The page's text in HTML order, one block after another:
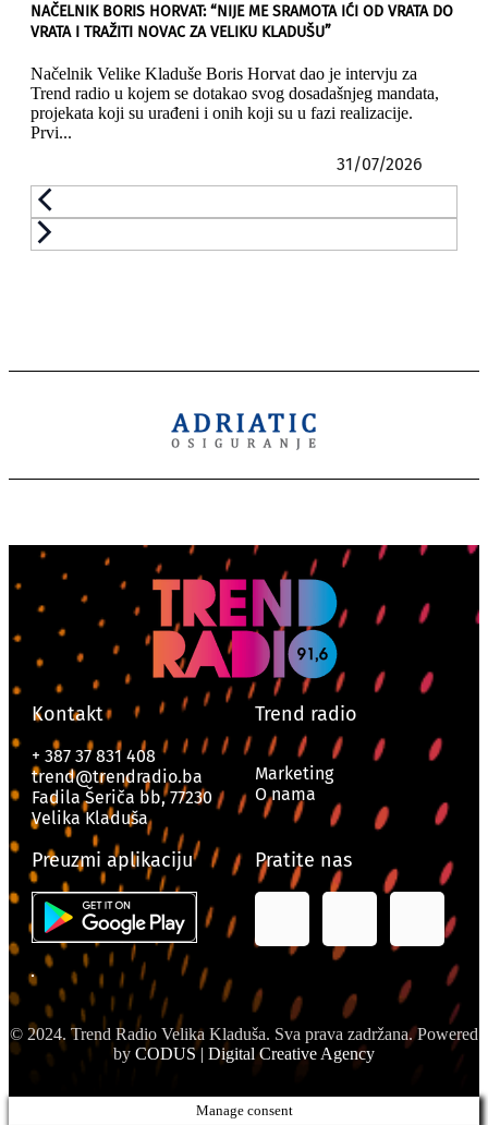
NAČELNIK BORIS HORVAT: “NIJE ME SRAMOTA IĆI OD VRATA DO
VRATA I TRAŽITI NOVAC ZA VELIKU KLADUŠU”
Načelnik Velike Kladuše Boris Horvat dao je intervju za
Trend radio u kojem se dotakao svog dosadašnjeg mandata,
projekata koji su urađeni i onih koji su u fazi realizacije.
Prvi...
31/07/2026
Kontakt
+ 387 37 831 408
trend@trendradio.ba
Fadila Šeriča bb, 77230
Velika Kladuša
Trend radio
Marketing
O nama
Preuzmi aplikaciju Pratite nas
© 2024. Trend Radio Velika Kladuša. Sva prava zadržana. Powered
by CODUS | Digital Creative Agency
Manage consent